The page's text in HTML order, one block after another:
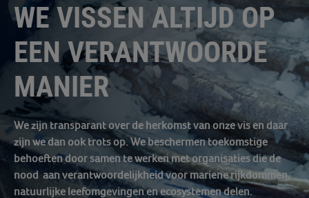
WE VISSEN ALTIJD OP
EEN VERANTWOORDE
MANIER
We zijn transparant over de herkomst van onze vis en daar
zijn we dan ook trots op. We beschermen toekomstige
behoeften door samen te werken met organisaties die de
nood aan verantwoordelijkheid voor mariene rijkdommen,
natuurlijke leefomgevingen en ecosystemen delen.